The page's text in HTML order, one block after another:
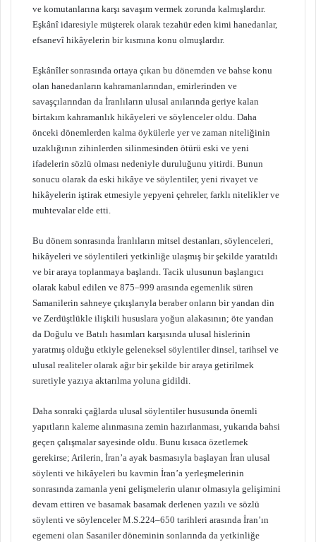
ve komutanlarına karşı savaşım vermek zorunda kalmışlardır.
Eşkânî idaresiyle müşterek olarak tezahür eden kimi hanedanlar,
efsanevî hikâyelerin bir kısmına konu olmuşlardır.
Eşkânîler sonrasında ortaya çıkan bu dönemden ve bahse konu
olan hanedanların kahramanlarından, emirlerinden ve
savaşçılarından da İranlıların ulusal anılarında geriye kalan
birtakım kahramanlık hikâyeleri ve söylenceler oldu. Daha
önceki dönemlerden kalma öykülerle yer ve zaman niteliğinin
uzaklığının zihinlerden silinmesinden ötürü eski ve yeni
ifadelerin sözlü olması nedeniyle duruluğunu yitirdi. Bunun
sonucu olarak da eski hikâye ve söylentiler, yeni rivayet ve
hikâyelerin iştirak etmesiyle yepyeni çehreler, farklı nitelikler ve
muhtevalar elde etti.
Bu dönem sonrasında İranlıların mitsel destanları, söylenceleri,
hikâyeleri ve söylentileri yetkinliğe ulaşmış bir şekilde yaratıldı
ve bir araya toplanmaya başlandı. Tacik ulusunun başlangıcı
olarak kabul edilen ve 875–999 arasında egemenlik süren
Samanilerin sahneye çıkışlarıyla beraber onların bir yandan din
ve Zerdüştlükle ilişkili hususlara yoğun alakasının; öte yandan
da Doğulu ve Batılı hasımları karşısında ulusal hislerinin
yaratmış olduğu etkiyle geleneksel söylentiler dinsel, tarihsel ve
ulusal realiteler olarak ağır bir şekilde bir araya getirilmek
suretiyle yazıya aktarılma yoluna gidildi.
Daha sonraki çağlarda ulusal söylentiler hususunda önemli
yapıtların kaleme alınmasına zemin hazırlanması, yukarıda bahsi
geçen çalışmalar sayesinde oldu. Bunu kısaca özetlemek
gerekirse; Arilerin, İran’a ayak basmasıyla başlayan İran ulusal
söylenti ve hikâyeleri bu kavmin İran’a yerleşmelerinin
sonrasında zamanla yeni gelişmelerin ulanır olmasıyla gelişimini
devam ettiren ve basamak basamak derlenen yazılı ve sözlü
söylenti ve söylenceler M.S.224–650 tarihleri arasında İran’ın
egemeni olan Sasaniler döneminin sonlarında da yetkinliğe